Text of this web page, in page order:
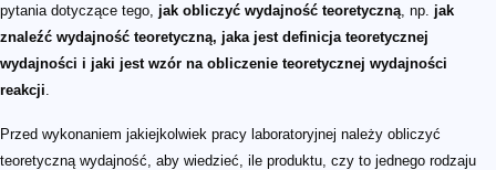
pytania dotyczące tego, jak obliczyć wydajność teoretyczną , np. jak
znaleźć wydajność teoretyczną, jaka jest definicja teoretycznej
wydajności i jaki jest wzór na obliczenie teoretycznej wydajności
reakcji
Przed wykonaniem jakiejkolwiek pracy laboratoryjnej należy obliczyć
teoretyczną wydajność, aby wiedzieć, ile produktu, czy to jednego rodzaju